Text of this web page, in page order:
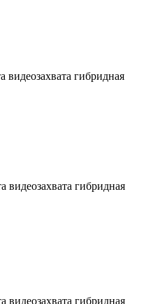
гибридная
гибридная
гибридная